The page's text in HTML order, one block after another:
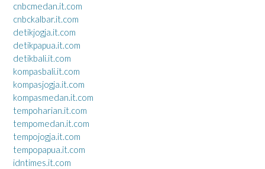
cnbcmedan.it.com
cnbckalbar.it.com
detikjogja.it.com
detikpapua.it.com
detikbali.it.com
kompasbali.it.com
kompasjogja.it.com
kompasmedan.it.com
tempoharian.it.com
tempomedan.it.com
tempojogja.it.com
tempopapua.it.com
idntimes.it.com